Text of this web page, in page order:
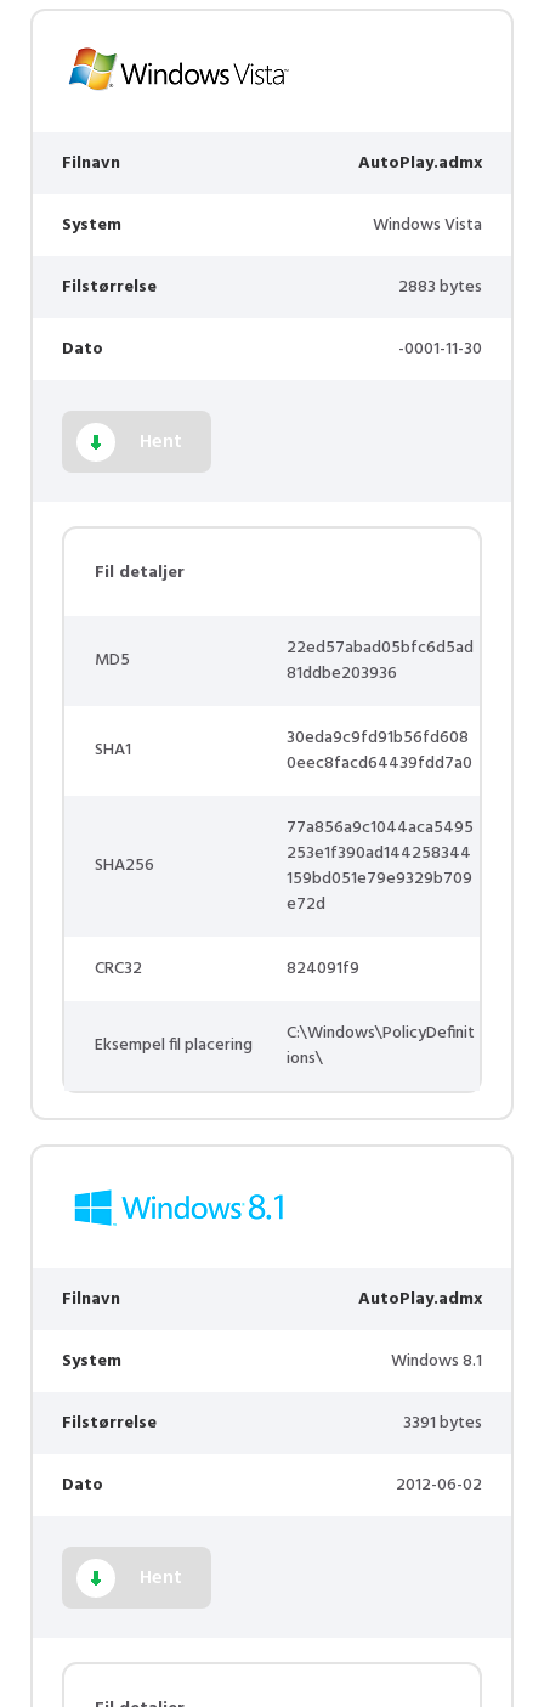
Filnavn AutoPlay.admx
System Windows Vista
Filstørrelse 2883 bytes
Dato -0001-11-30
Hent
Fil detaljer
MD5
22ed57abad05bfc6d5ad
81ddbe203936
SHA1
30eda9c9fd91b56fd608
0eec8facd64439fdd7a0
SHA256
77a856a9c1044aca5495
253e1f390ad144258344
159bd051e79e9329b709
e72d
CRC32 824091f9
Eksempel fil placering
C:\Windows\PolicyDefinit
ions\
Filnavn AutoPlay.admx
System Windows 8.1
Filstørrelse 3391 bytes
Dato 2012-06-02
Hent